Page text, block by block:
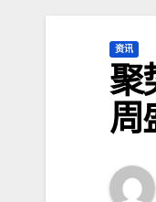
资讯
聚
周